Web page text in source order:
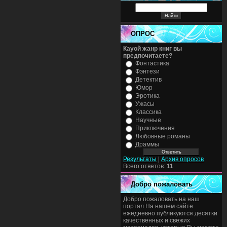
ОПРОС
Кауой жанр книг вы
предпочитаете?
Фонтастика
Фэнтези
Детектив
Юмор
Эротика
Ужасы
Классика
Научные
Приключения
Любовные романы
Драммы
Результаты
Архив опросов
Всего ответов: 11
Добро пожаловать
Добро пожаловать на наш
портал На нашем сайте
ежедневно публикуются десятки
качественных и свежих